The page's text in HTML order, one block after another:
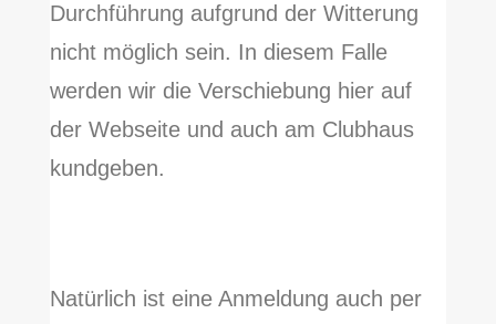
Durchführung aufgrund der Witterung
nicht möglich sein. In diesem Falle
werden wir die Verschiebung hier auf
der Webseite und auch am Clubhaus
kundgeben.
Natürlich ist eine Anmeldung auch per